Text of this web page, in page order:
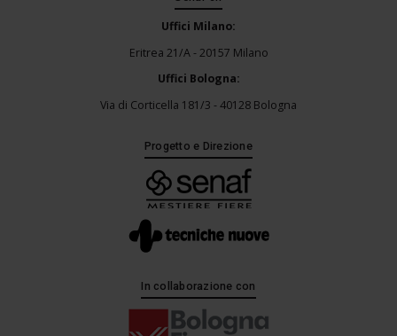
Uffici Milano:
Eritrea 21/A - 20157 Milano
Uffici Bologna:
Via di Corticella 181/3 - 40128 Bologna
Progetto e Direzione
In collaborazione con